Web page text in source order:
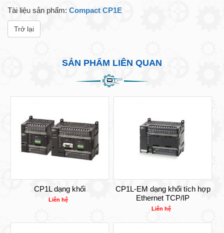
Tài liệu sản phẩm: Compact CP1E
Trở lại
SẢN PHẨM LIÊN QUAN
CP1L dạng khối
Liên hệ
CP1L-EM dạng khối tích hợp
Ethernet TCP/IP
Liên hệ